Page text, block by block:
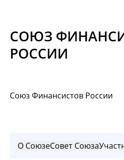
Материалы
СОЮЗ
РОССИИ
Союз Финансистов России
О СоюзеСовет Союза